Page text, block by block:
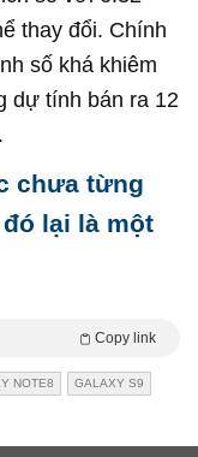
thay đổi. Chính
số khá khiêm
dự tính bán ra 12
chưa từng
lại là một
Copy link
NOTE8 GALAXY S9